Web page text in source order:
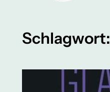
Schlagwort: